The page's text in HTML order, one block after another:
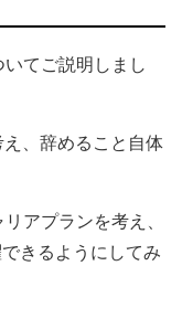
てご説明しまし
、辞めること自体
アプランを考え、
きるようにしてみ